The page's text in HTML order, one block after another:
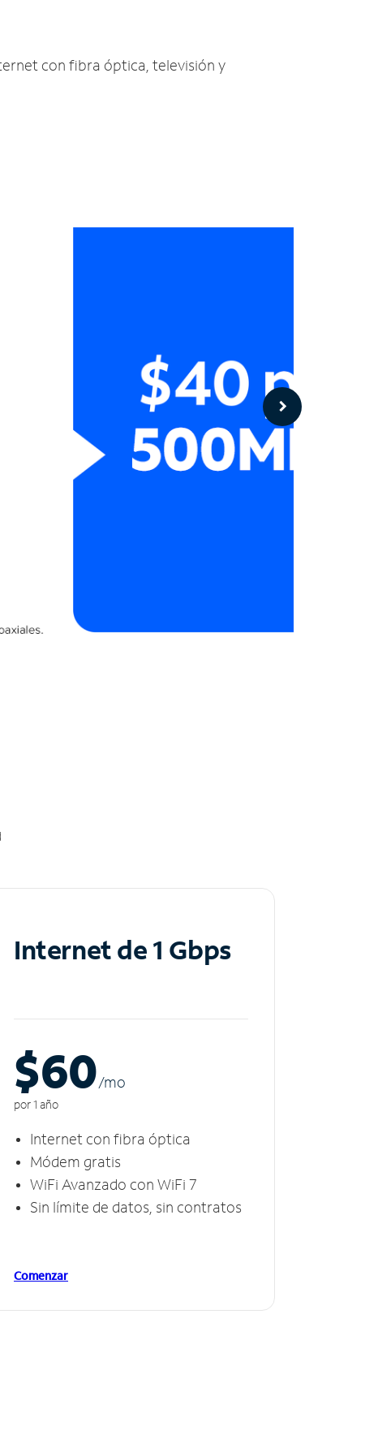
con fibra óptica, televisión y
Internet de 1 Gbps
$60/mo
por 1 año
Internet con fibra óptica
Módem gratis
WiFi Avanzado con WiFi 7
Sin límite de datos, sin contratos
Comenzar